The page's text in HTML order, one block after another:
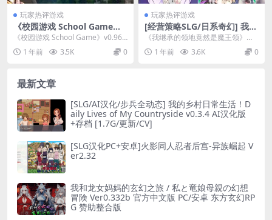
玩家热评游戏
《校园游戏 School Game》v
0.966 官方中文步兵版：沙盒
《校园游戏 School Game》v0.966
版本带来更完善的沙盒校园体验，
玩...1 年前 3.5K 0
玩家热评游戏
[经营策略SLG/日系奇幻] 我继
承的领地竟然是魔王领 Build.
12337686 STEAM官方中文版
+DLC 领地经营模拟 [PC端]​
《我继承的领地竟然是魔王领》是
一款融合经营与奇幻元素的日系SL
G​​，玩家意外继...
1 年前 3.6K 0
最新文章
[SLG/AI汉化/步兵全动态] 我的乡村日常生活！D
aily Lives of My Countryside v0.3.4 AI汉化版
+存档 [1.7G/更新/CV]
[SLG汉化PC+安卓]火影同人忍者后宫-异族崛起 V
er2.32
我和龙女妈妈的玄幻之旅 / 私と竜娘母親の幻想
冒険 Ver0.332b 官方中文版 PC/安卓 东方玄幻RP
G 赞助整合版